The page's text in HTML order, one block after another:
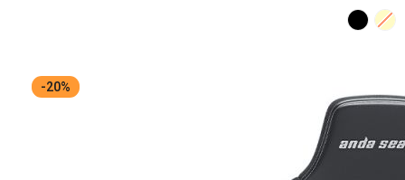
-20%